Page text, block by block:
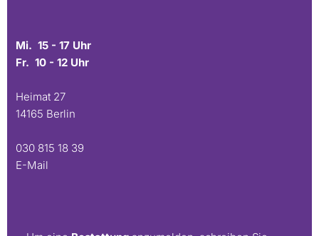
Mi. 15 - 17 Uhr
Fr. 10 - 12 Uhr
Heimat 27
14165 Berlin
030 815 18 39
E-Mail